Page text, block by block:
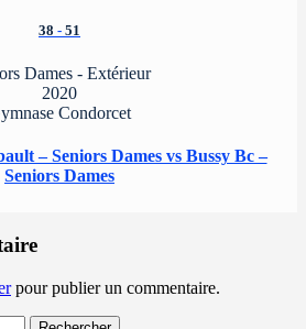
38 - 51
Dames - Extérieur
2020
Condorcet
– Seniors Dames vs Bussy Bc –
Seniors Dames
pour publier un commentaire.